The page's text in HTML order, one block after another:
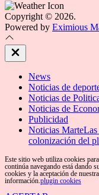
Copyright © 2026.
Powered by Eximious
Close
Off
News
Noticias de
Noticias de
Noticias de
Publicidad
Noticias Marte
colonización del
Este sitio web utiliza cookies
continúa navegando está dando
cookies y la aceptación de nuestra
información. plugin cookies